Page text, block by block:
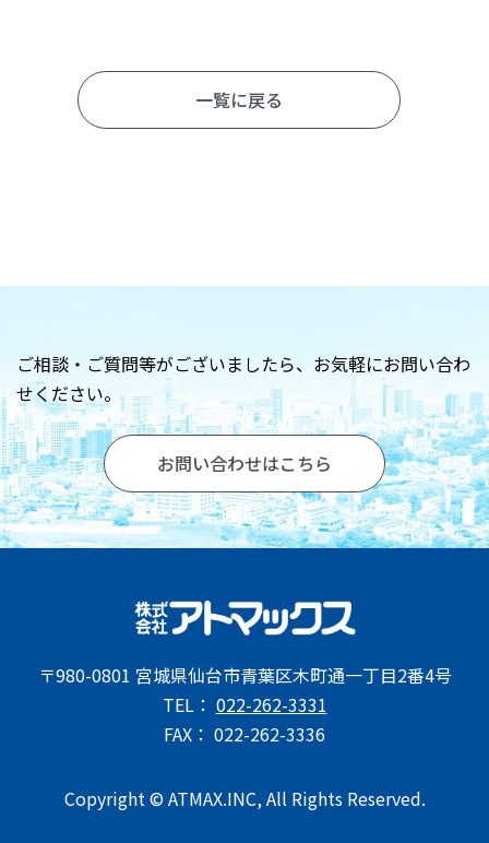
一覧に戻る
お問い合わせ
ご相談・ご質問等がございましたら、 お気軽にお問い合わ
せください。
お問い合わせはこちら
〒980-0801 宮城県仙台市青葉区木町通一丁目2番4号
TEL： 022-262-3331
FAX： 022-262-3336
Copyright © ATMAX.INC, All Rights Reserved.